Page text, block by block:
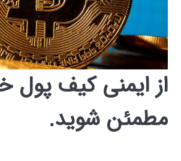
از ایمنی کیف پول
مطمئن شوید.